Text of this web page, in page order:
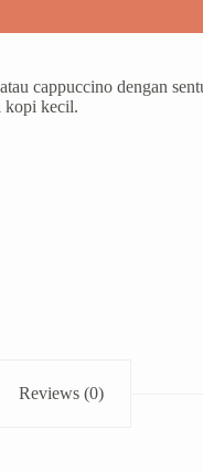
cappuccino dengan
kopi kecil.
Reviews (0)